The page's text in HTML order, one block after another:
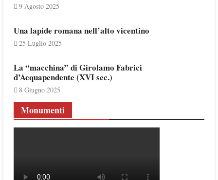
9 Agosto 2025
Una lapide romana nell’alto vicentino
25 Luglio 2025
La “macchina” di Girolamo Fabrici
d’Acquapendente (XVI sec.)
8 Giugno 2025
Monumenti